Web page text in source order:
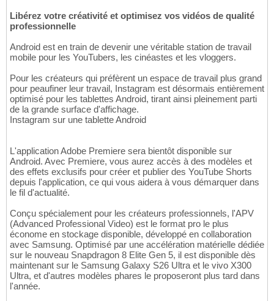
Libérez votre créativité et optimisez vos vidéos de qualité
professionnelle
Android est en train de devenir une véritable station de travail
mobile pour les YouTubers, les cinéastes et les vloggers.
Pour les créateurs qui préfèrent un espace de travail plus grand
pour peaufiner leur travail, Instagram est désormais entièrement
optimisé pour les tablettes Android, tirant ainsi pleinement parti
de la grande surface d'affichage.
Instagram sur une tablette Android
L'application Adobe Premiere sera bientôt disponible sur
Android. Avec Premiere, vous aurez accès à des modèles et
des effets exclusifs pour créer et publier des YouTube Shorts
depuis l'application, ce qui vous aidera à vous démarquer dans
le fil d'actualité.
Conçu spécialement pour les créateurs professionnels, l'APV
(Advanced Professional Video) est le format pro le plus
économe en stockage disponible, développé en collaboration
avec Samsung. Optimisé par une accélération matérielle dédiée
sur le nouveau Snapdragon 8 Elite Gen 5, il est disponible dès
maintenant sur le Samsung Galaxy S26 Ultra et le vivo X300
Ultra, et d'autres modèles phares le proposeront plus tard dans
l'année.